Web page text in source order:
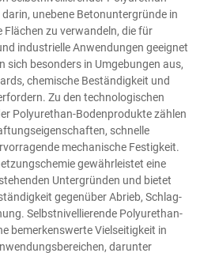
unebene Betonuntergründe in
Flächen zu verwandeln, die für
industrielle Anwendungen geeignet
sich besonders in Umgebungen aus,
chemische Beständigkeit und
Zu den technologischen
Polyurethan-Bodenprodukte zählen
schnelle
mechanische Festigkeit.
gewährleistet eine
Untergründen und bietet
gegenüber Abrieb, Schlag-
Selbstnivellierende Polyurethan-
bemerkenswerte Vielseitigkeit in
darunter